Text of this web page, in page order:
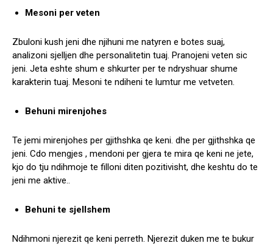
Mesoni per veten
Zbuloni kush jeni dhe njihuni me natyren e botes suaj,
analizoni sjelljen dhe personalitetin tuaj. Pranojeni veten sic
jeni. Jeta eshte shum e shkurter per te ndryshuar shume
karakterin tuaj. Mesoni te ndiheni te lumtur me vetveten.
Behuni mirenjohes
Te jemi mirenjohes per gjithshka qe keni. dhe per gjithshka qe
jeni. Cdo mengjes , mendoni per gjera te mira qe keni ne jete,
kjo do tju ndihmoje te filloni diten pozitivisht, dhe keshtu do te
jeni me aktive..
Behuni te sjellshem
Ndihmoni njerezit qe keni perreth. Njerezit duken me te bukur